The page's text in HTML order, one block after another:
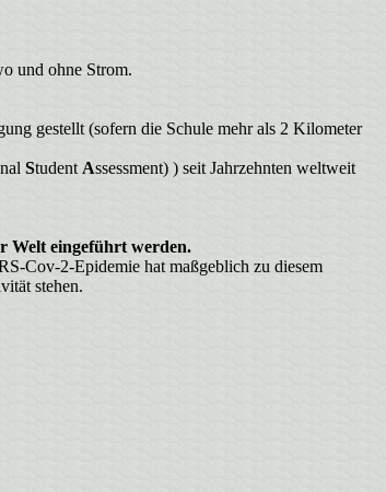
und ohne Strom.
gestellt (sofern die Schule mehr als 2 Kilometer
Student Assessment) ) seit Jahrzehnten weltweit
Welt eingeführt werden.
Cov-2-Epidemie hat maßgeblich zu diesem
stehen.